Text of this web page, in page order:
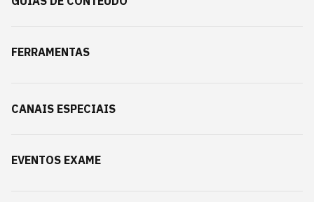
FERRAMENTAS
CANAIS ESPECIAIS
EVENTOS EXAME